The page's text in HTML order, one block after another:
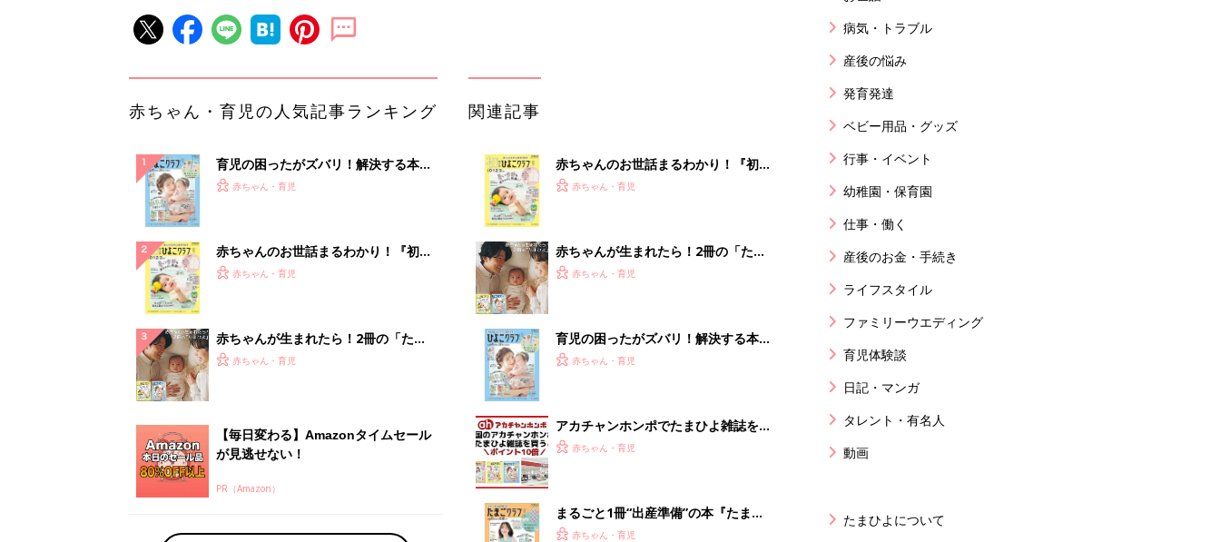
赤ちゃん・育児の人気記事ランキング
育児の困ったがズバリ！解決する本
『ひよこクラブ 夏号』 4カ月～2才
赤ちゃん・育児
赤ちゃんのお世話まるわかり！『初め
てのひよこクラブ 夏号』〈巻頭大特
赤ちゃん・育児
赤ちゃんが生まれたら！2冊の「たま
ひよ」
赤ちゃん・育児
【毎日変わる】Amazonタイムセール
が見逃せない！
PR（Amazon）
関連記事
赤ちゃんのお世話まるわかり！『初め
てのひよこクラブ 夏号』〈巻頭大特
赤ちゃん・育児
赤ちゃんが生まれたら！2冊の「たま
ひよ」
赤ちゃん・育児
育児の困ったがズバリ！解決する本
『ひよこクラブ 秋号』 4カ月～2才
赤ちゃん・育児
アカチャンホンポでたまひよ雑誌を買
うとポイント10倍【期間限定】
赤ちゃん・育児
まるごと1冊“出産準備”の本『たまご
クラブ 夏号』〈スペシャル大特集〉
赤ちゃん・育児
病気・トラブル
産後の悩み
発育発達
ベビー用品・グッズ
行事・イベント
幼稚園・保育園
仕事・働く
産後のお金・手続き
ライフスタイル
ファミリーウエディング
育児体験談
日記・マンガ
タレント・有名人
動画
たまひよについて